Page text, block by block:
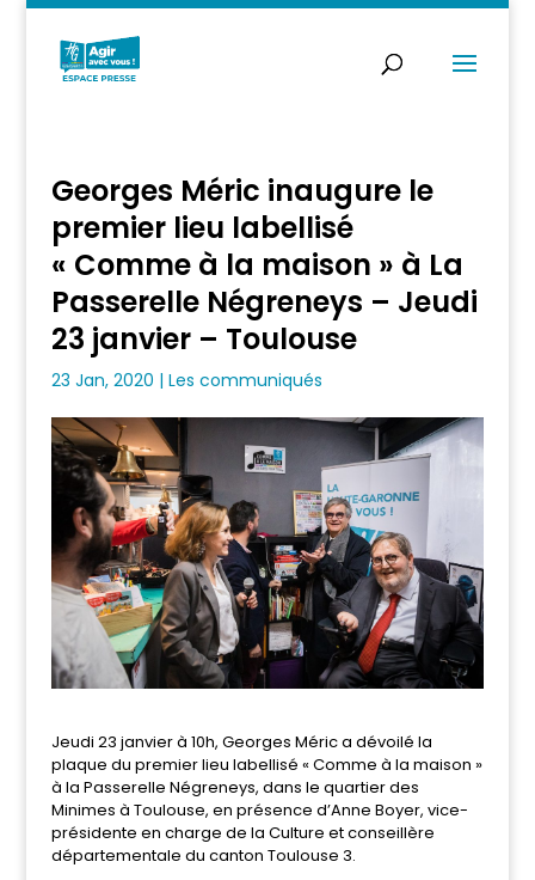
Georges Méric inaugure le
premier lieu labellisé
« Comme à la maison » à La
Passerelle Négreneys – Jeudi
23 janvier – Toulouse
23 Jan, 2020 | Les communiqués
Jeudi 23 janvier à 10h, Georges Méric a dévoilé la
plaque du premier lieu labellisé « Comme à la maison »
à la Passerelle Négreneys, dans le quartier des
Minimes à Toulouse, en présence d’Anne Boyer, vice-
présidente en charge de la Culture et conseillère
départementale du canton Toulouse 3.